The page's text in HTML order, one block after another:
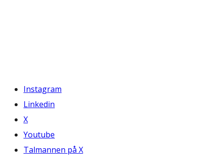
Instagram
Linkedin
X
Youtube
Talmannen på X